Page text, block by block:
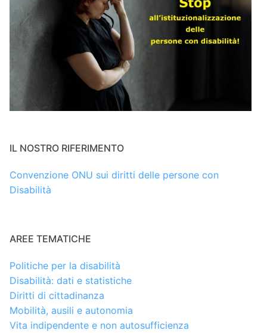
IL NOSTRO RIFERIMENTO
Convenzione ONU sui diritti delle persone con
Disabilità
AREE TEMATICHE
Politiche per la disabilità
Disabilità: dati e statistiche
Diritti di cittadinanza
Mobilità, ausili e autonomia
Vita indipendente e non autosufficienza